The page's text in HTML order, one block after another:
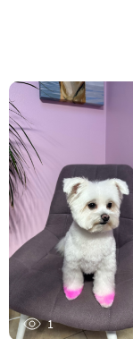
1